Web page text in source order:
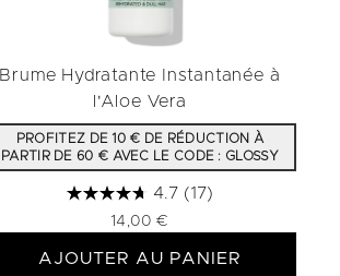
Brume Hydratante Instantanée à
l'Aloe Vera
PROFITEZ DE 10 € DE RÉDUCTION À
PARTIR DE 60 € AVEC LE CODE : GLOSSY
4.7 (17)
14,00 €
AJOUTER AU PANIER